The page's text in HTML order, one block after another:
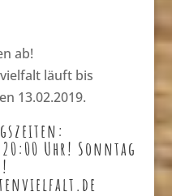
ab!
läuft bis
13.02.2019.
Uhr! Sonntag